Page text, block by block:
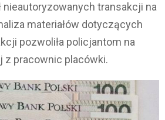
nieautoryzowanych transakcji na
materiałów dotyczących
pozwoliła policjantom na
z pracownic placówki.